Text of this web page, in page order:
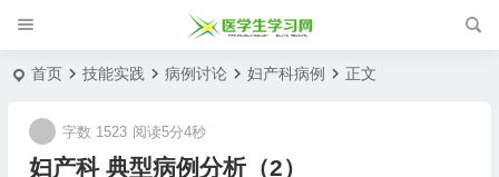
首页 技能实践 病例讨论 妇产科病例 正文
妇产科 典型病例分析（2）
字数 1523 阅读5分4秒